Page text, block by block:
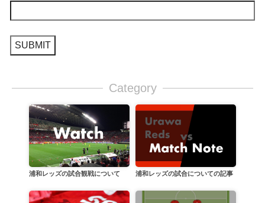
Category
浦和レッズの試合観戦について 浦和レッズの試合についての記事